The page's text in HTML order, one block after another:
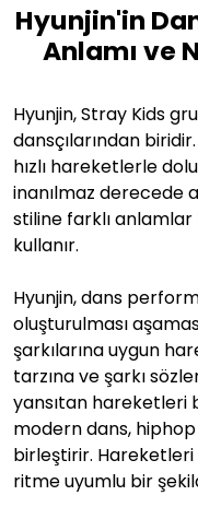
Hyunjin'in
Anlamı ve
Hyunjin, Stray Kids
dansçılarından
hızlı hareketlerle
inanılmaz derecede
stiline farklı
kullanır.
Hyunjin, dans
oluşturulması
şarkılarına uygun
tarzına ve şarkı
yansıtan hareketleri
modern dans,
birleştirir.
ritme uyumlu bir